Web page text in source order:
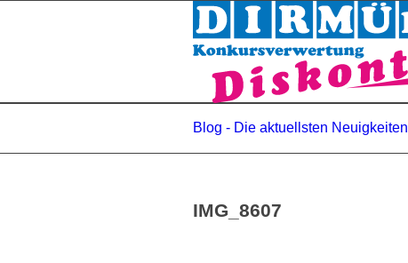
Blog - Die aktuellsten Neuigkeiten
IMG_8607